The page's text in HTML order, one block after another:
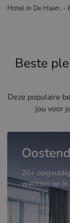
Hotel in De Haan. -
Beste
Deze populaire
jou voor
20+
wachten op je.